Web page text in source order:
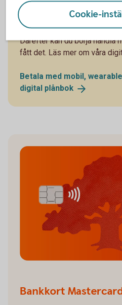
digital plånbok (Wallet), till
Samsung Pay och Swedbank
ansluta ditt kort till en
Därefter kan du börja handla
fått det. Läs mer om våra
Betala med mobil,
digital plånbok
Bankkort
Cookie-